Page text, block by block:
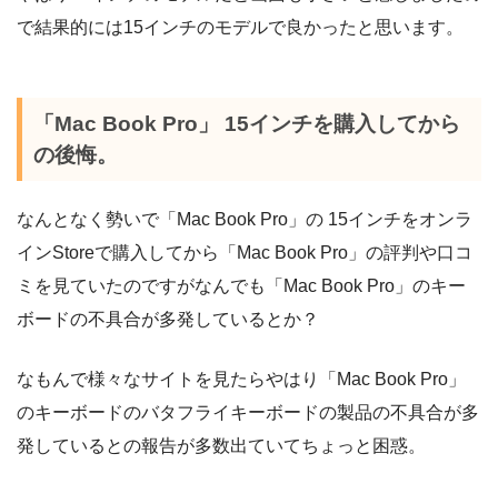
で結果的には15インチのモデルで良かったと思います。
「Mac Book Pro」 15インチを購入してから
の後悔。
なんとなく勢いで「Mac Book Pro」の 15インチをオンラ
インStoreで購入してから「Mac Book Pro」の評判や口コ
ミを見ていたのですがなんでも「Mac Book Pro」のキー
ボードの不具合が多発しているとか？
なもんで様々なサイトを見たらやはり「Mac Book Pro」
のキーボードのバタフライキーボードの製品の不具合が多
発しているとの報告が多数出ていてちょっと困惑。